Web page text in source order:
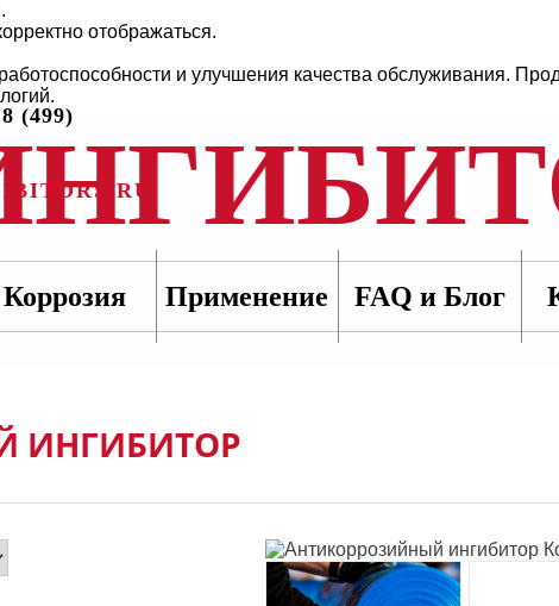
отображаться.
и улучшения качества обслуживания.
(499)
Коррозия Применение FAQ и Блог
ИНГИБИТОР